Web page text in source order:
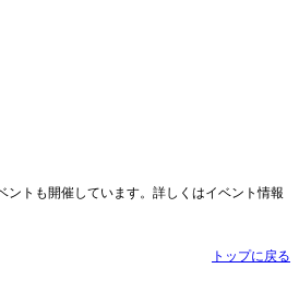
トも開催しています。詳しくはイベント情報
トップに戻る